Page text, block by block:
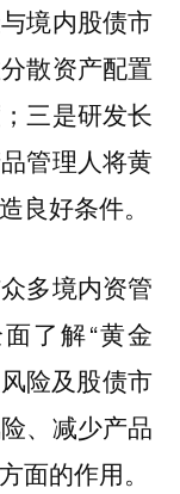
境内股债市
散资产配置
三是研发长
管理人将黄
良好条件。
多境内资管
了解“黄金
险及股债市
、减少产品
面的作用。